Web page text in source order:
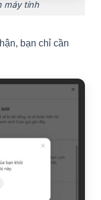
máy tính
bạn chỉ cần